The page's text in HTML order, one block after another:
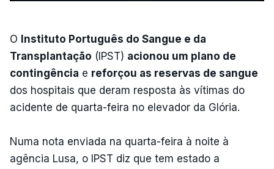
O Instituto Português do Sangue e da
Transplantação (IPST) acionou um plano de
contingência e reforçou as reservas de sangue
dos hospitais que deram resposta às vítimas do
acidente de quarta-feira no elevador da Glória.
Numa nota enviada na quarta-feira à noite à
agência Lusa, o IPST diz que tem estado a